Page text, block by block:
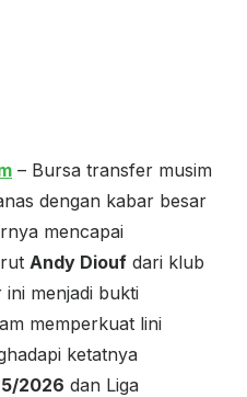
– Bursa transfer musim
dengan kabar besar
mencapai
Andy Diouf dari klub
ini menjadi bukti
memperkuat lini
ketatnya
2026 dan Liga